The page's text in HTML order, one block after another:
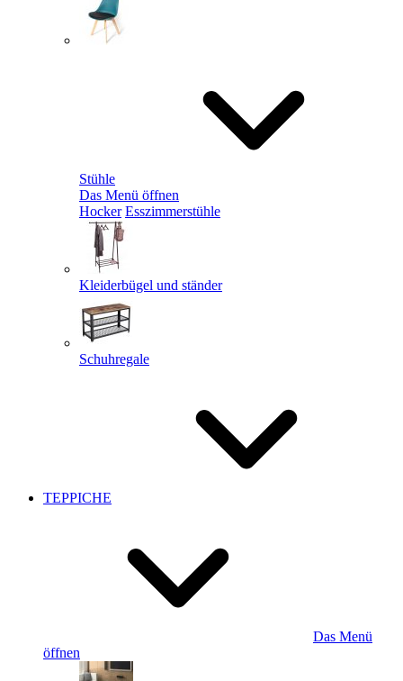
Stühle
Das Menü öffnen
Hocker Esszimmerstühle
Kleiderbügel und ständer
Schuhregale
TEPPICHE
Das Menü
öffnen